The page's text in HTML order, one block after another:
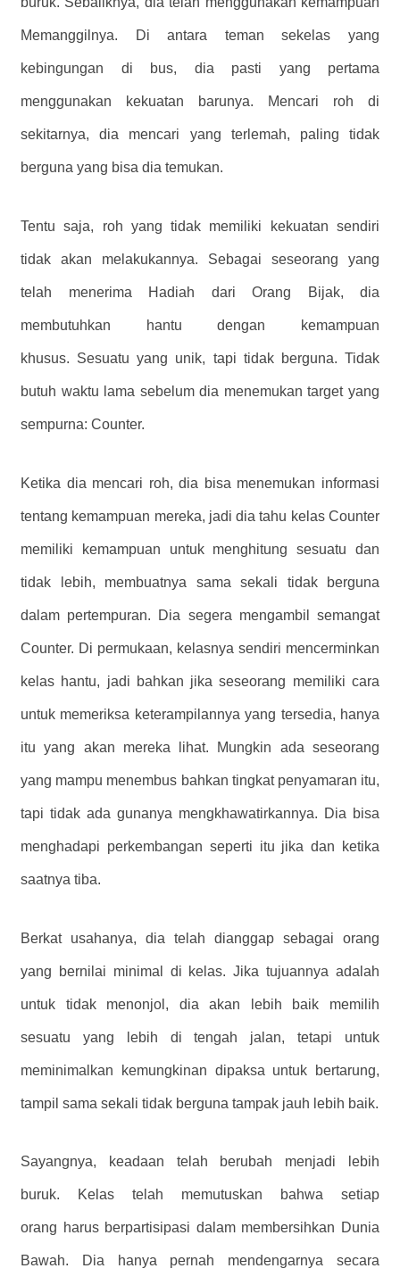
Memanggilnya. Di antara teman sekelas yang
kebingungan di bus, dia pasti yang pertama
menggunakan kekuatan barunya. Mencari roh di
sekitarnya, dia mencari yang terlemah, paling tidak
berguna yang bisa dia temukan.
Tentu saja, roh yang tidak memiliki kekuatan sendiri
tidak akan melakukannya. Sebagai seseorang yang
telah menerima Hadiah dari Orang Bijak, dia
membutuhkan hantu dengan kemampuan
khusus. Sesuatu yang unik, tapi tidak berguna. Tidak
butuh waktu lama sebelum dia menemukan target yang
sempurna: Counter.
Ketika dia mencari roh, dia bisa menemukan informasi
tentang kemampuan mereka, jadi dia tahu kelas Counter
memiliki kemampuan untuk menghitung sesuatu dan
tidak lebih, membuatnya sama sekali tidak berguna
dalam pertempuran. Dia segera mengambil semangat
Counter. Di permukaan, kelasnya sendiri mencerminkan
kelas hantu, jadi bahkan jika seseorang memiliki cara
untuk memeriksa keterampilannya yang tersedia, hanya
itu yang akan mereka lihat. Mungkin ada seseorang
yang mampu menembus bahkan tingkat penyamaran itu,
tapi tidak ada gunanya mengkhawatirkannya. Dia bisa
menghadapi perkembangan seperti itu jika dan ketika
saatnya tiba.
Berkat usahanya, dia telah dianggap sebagai orang
yang bernilai minimal di kelas. Jika tujuannya adalah
untuk tidak menonjol, dia akan lebih baik memilih
sesuatu yang lebih di tengah jalan, tetapi untuk
meminimalkan kemungkinan dipaksa untuk bertarung,
tampil sama sekali tidak berguna tampak jauh lebih baik.
Sayangnya, keadaan telah berubah menjadi lebih
buruk. Kelas telah memutuskan bahwa setiap
orang harus berpartisipasi dalam membersihkan Dunia
Bawah. Dia hanya pernah mendengarnya secara